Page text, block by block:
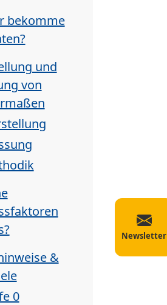
bekomme
und
von
&
0
Newsletter